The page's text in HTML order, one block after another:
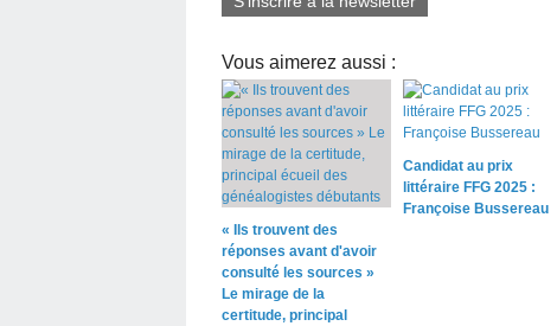
Vous aimerez aussi :
« Ils trouvent des
réponses avant d'avoir
consulté les sources »
Le mirage de la
certitude, principal
Candidat au prix
littéraire FFG 2025 :
Françoise Bussereau